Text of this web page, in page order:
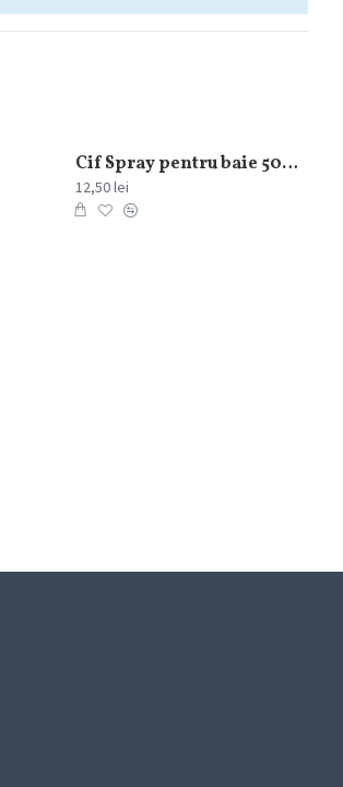
Cif Spray pentru baie 500ml
12,50 lei